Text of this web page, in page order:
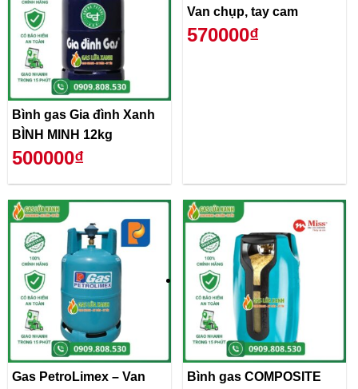
Bình gas Gia đình Xanh
BÌNH MINH 12kg
500000₫
Van chụp, tay cam
570000₫
Gas PetroLimex – Van
Bình gas COMPOSITE